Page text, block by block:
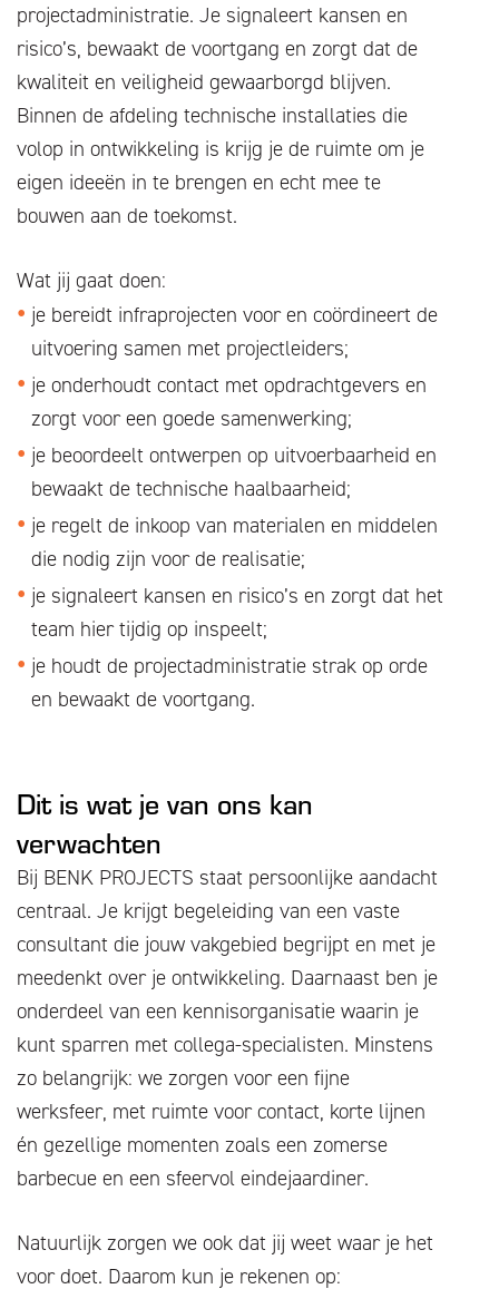
projectadministratie. Je signaleert kansen en
risico’s, bewaakt de voortgang en zorgt dat de
kwaliteit en veiligheid gewaarborgd blijven.
Binnen de afdeling technische installaties die
volop in ontwikkeling is krijg je de ruimte om je
eigen ideeën in te brengen en echt mee te
bouwen aan de toekomst.
Wat jij gaat doen:
je bereidt infraprojecten voor en coördineert de
uitvoering samen met projectleiders;
je onderhoudt contact met opdrachtgevers en
zorgt voor een goede samenwerking;
je beoordeelt ontwerpen op uitvoerbaarheid en
bewaakt de technische haalbaarheid;
je regelt de inkoop van materialen en middelen
die nodig zijn voor de realisatie;
je signaleert kansen en risico’s en zorgt dat het
team hier tijdig op inspeelt;
je houdt de projectadministratie strak op orde
en bewaakt de voortgang.
Dit is wat je van ons kan
verwachten
Bij BENK PROJECTS staat persoonlijke aandacht
centraal. Je krijgt begeleiding van een vaste
consultant die jouw vakgebied begrijpt en met je
meedenkt over je ontwikkeling. Daarnaast ben je
onderdeel van een kennisorganisatie waarin je
kunt sparren met collega-specialisten. Minstens
zo belangrijk: we zorgen voor een fijne
werksfeer, met ruimte voor contact, korte lijnen
én gezellige momenten zoals een zomerse
barbecue en een sfeervol eindejaardiner.
Natuurlijk zorgen we ook dat jij weet waar je het
voor doet. Daarom kun je rekenen op: